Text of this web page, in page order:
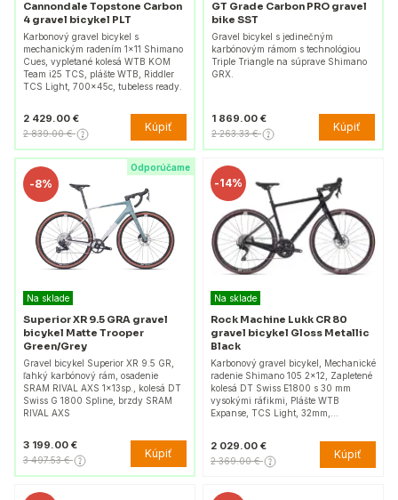
Cannondale Topstone Carbon
4 gravel bicykel PLT
Karbonový gravel bicykel s
mechanickým radením 1x11 Shimano
Cues, vypletané kolesá WTB KOM
Team i25 TCS, plášte WTB, Riddler
TCS Light, 700x45c, tubeless ready.
2 429.00 €
2 839.00 € Kúpiť
GT Grade Carbon PRO gravel
bike SST
Gravel bicykel s jedinečným
karbónovým rámom s technológiou
Triple Triangle na súprave Shimano
GRX.
1 869.00 €
2 263.33 € Kúpiť
Odporúčame
-8%
Na sklade
Superior XR 9.5 GRA gravel
bicykel Matte Trooper
Green/Grey
Gravel bicykel Superior XR 9.5 GR,
ľahký karbónový rám, osadenie
SRAM RIVAL AXS 1x13sp., kolesá DT
Swiss G 1800 Spline, brzdy SRAM
RIVAL AXS
3 199.00 €
3 497.53 € Kúpiť
-14%
Na sklade
Rock Machine Lukk CR 80
gravel bicykel Gloss Metallic
Black
Karbonový gravel bicykel, Mechanické
radenie Shimano 105 2×12, Zapletené
kolesá DT Swiss E1800 s 30 mm
vysokými ráfikmi, Plášte WTB
Expanse, TCS Light, 32mm,…
2 029.00 €
2 369.00 € Kúpiť